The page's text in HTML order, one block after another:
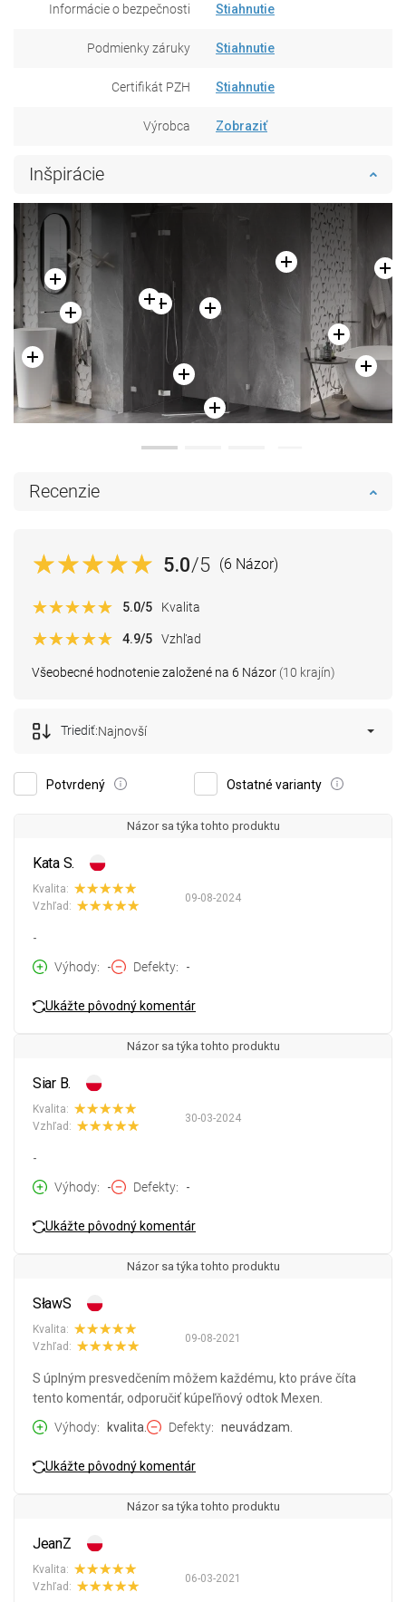
Informácie o bezpečnosti Stiahnutie
Podmienky záruky Stiahnutie
Certifikát PZH Stiahnutie
Výrobca Zobraziť
Inšpirácie
Recenzie
5.0/5 (6 Názor)
Všeobecné hodnotenie založené na 6 Názor (10 krajín)
5.0/5 Kvalita
4.9/5 Vzhľad
Potvrdený Ostatné varianty
Triediť:Najnovší
Názor sa týka tohto produktu
Kata S.
09-08-2024
Kvalita:
Vzhľad:
-
Výhody
- Defekty -
Ukážte pôvodný komentár
Názor sa týka tohto produktu
Siar B.
30-03-2024
Kvalita:
Vzhľad:
-
Výhody
- Defekty -
Ukážte pôvodný komentár
Názor sa týka tohto produktu
SławS
09-08-2021
Kvalita:
Vzhľad:
S úplným presvedčením môžem každému, kto práve číta
tento komentár, odporučiť kúpeľňový odtok Mexen.
Výhody
kvalita. Defekty neuvádzam.
Ukážte pôvodný komentár
Názor sa týka tohto produktu
JeanZ
06-03-2021
Kvalita:
Vzhľad: